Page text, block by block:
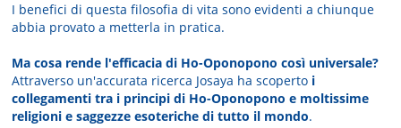
I benefici di questa filosofia di vita sono evidenti a chiunque
abbia provato a metterla in pratica.
Ma cosa rende l'efficacia di Ho-Oponopono così universale?
Attraverso un'accurata ricerca Josaya ha scoperto i
collegamenti tra i principi di Ho-Oponopono e moltissime
religioni e saggezze esoteriche di tutto il mondo.